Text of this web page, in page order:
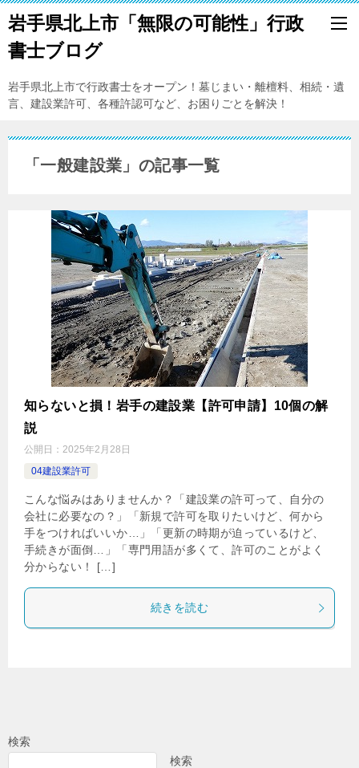
岩手県北上市「無限の可能性」行政
書士ブログ
岩手県北上市で行政書士をオープン！墓じまい・離檀料、相続・遺
言、建設業許可、各種許認可など、お困りごとを解決！
「一般建設業」の記事一覧
知らないと損！岩手の建設業【許可申請】10個の解
説
公開日： 2025年2月28日
04建設業許可
こんな悩みはありませんか？「建設業の許可って、自分の
会社に必要なの？」「新規で許可を取りたいけど、何から
手をつければいいか…」「更新の時期が迫っているけど、
手続きが面倒…」「専門用語が多くて、許可のことがよく
分からない！ […]
続きを読む
検索
検索